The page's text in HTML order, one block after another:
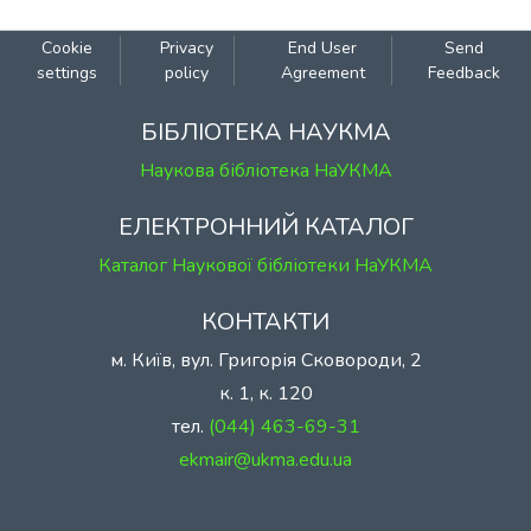
Cookie
settings
Privacy
policy
End User
Agreement
Send
Feedback
БІБЛІОТЕКА НАУКМА
Наукова бібліотека НаУКМА
ЕЛЕКТРОННИЙ КАТАЛОГ
Каталог Наукової бібліотеки НаУКМА
КОНТАКТИ
м. Київ, вул. Григорія Сковороди, 2
к. 1, к. 120
тел. (044) 463-69-31
ekmair@ukma.edu.ua